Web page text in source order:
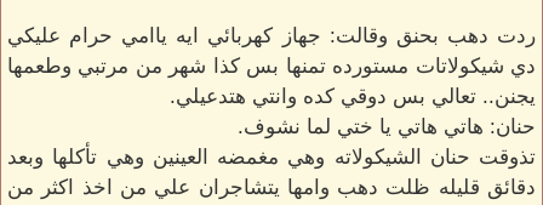
ردت دهب بحنق وقالت: جهاز كهربائي ايه ياامي حرام عليكي
دي شيكولاتات مستورده تمنها بس كذا شهر من مرتبي وطعمها
يجنن.. تعالي بس دوقي كده وانتي هتدعيلي.
حنان: هاتي هاتي يا ختي لما نشوف.
تذوقت حنان الشيكولاته وهي مغمضه العينين وهي تأكلها وبعد
دقائق قليله ظلت دهب وامها يتشاجران علي من اخذ اكثر من